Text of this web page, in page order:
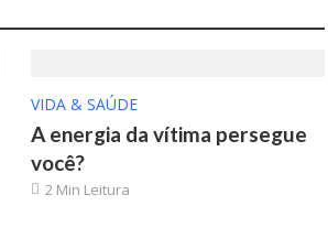
VIDA & SAÚDE
A energia da vítima persegue
você?
2 Min Leitura